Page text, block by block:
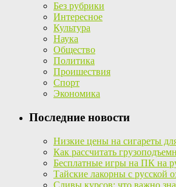
Без рубрики
Интересное
Культура
Наука
Общество
Политика
Проишествия
Спорт
Экономика
Последние новости
Низкие цены на сигареты
Как рассчитать
Бесплатные игры на ПК на
Тайские лакорны с русской
Сливы курсов: что важно